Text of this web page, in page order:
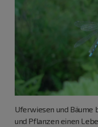
Uferwiesen und
und Pflanzen einen